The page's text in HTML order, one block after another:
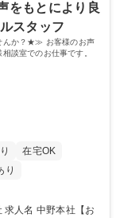
をもとにより良
スタッフ
んか？★≫ お客様のお声
談室でのお仕事です。
在宅OK
り